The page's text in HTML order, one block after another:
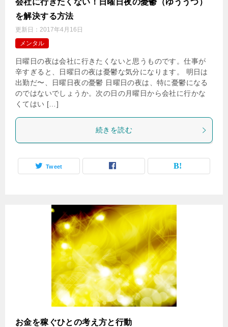
会社に行きたくない！日曜日夜の憂鬱（ゆううつ）
を解決する方法
更新日： 2017年4月16日
メンタル
日曜日の夜は会社に行きたくないと思うものです。仕事が
辛すぎると、日曜日の夜は憂鬱な気分になります。 明日は
出勤だ〜、日曜日夜の憂鬱 日曜日の夜は、特に憂鬱になる
のではないでしょうか。次の日の月曜日から会社に行かな
くてはい […]
続きを読む
Tweet
お金を稼ぐひとの考え方と行動